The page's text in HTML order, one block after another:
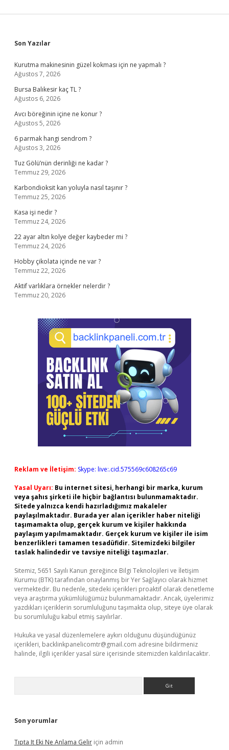
Sidebar
Son Yazılar
Kurutma makinesinin güzel kokması için ne yapmalı ?
Ağustos 7, 2026
Bursa Balıkesir kaç TL ?
Ağustos 6, 2026
Avcı böreğinin içine ne konur ?
Ağustos 5, 2026
6 parmak hangi sendrom ?
Ağustos 3, 2026
Tuz Gölü’nün derinliği ne kadar ?
Temmuz 29, 2026
Karbondioksit kan yoluyla nasıl taşınır ?
Temmuz 25, 2026
Kasa işi nedir ?
Temmuz 24, 2026
22 ayar altın kolye değer kaybeder mi ?
Temmuz 24, 2026
Hobby çikolata içinde ne var ?
Temmuz 22, 2026
Aktif varlıklara örnekler nelerdir ?
Temmuz 20, 2026
Reklam ve İletişim: Skype: live:.cid.575569c608265c69
Yasal Uyarı: Bu internet sitesi, herhangi bir marka, kurum
veya şahıs şirketi ile hiçbir bağlantısı bulunmamaktadır.
Sitede yalnızca kendi hazırladığımız makaleler
paylaşılmaktadır. Burada yer alan içerikler haber niteliği
taşımamakta olup, gerçek kurum ve kişiler hakkında
paylaşım yapılmamaktadır. Gerçek kurum ve kişiler ile isim
benzerlikleri tamamen tesadüfidir. Sitemizdeki bilgiler
taslak halindedir ve tavsiye niteliği taşımazlar.
Sitemiz, 5651 Sayılı Kanun gereğince Bilgi Teknolojileri ve İletişim
Kurumu (BTK) tarafından onaylanmış bir Yer Sağlayıcı olarak hizmet
vermektedir. Bu nedenle, sitedeki içerikleri proaktif olarak denetleme
veya araştırma yükümlülüğümüz bulunmamaktadır. Ancak, üyelerimiz
yazdıkları içeriklerin sorumluluğunu taşımakta olup, siteye üye olarak
bu sorumluluğu kabul etmiş sayılırlar.
Hukuka ve yasal düzenlemelere aykırı olduğunu düşündüğünüz
içerikleri, backlinkpanelicomtr@gmail.com adresine bildirmeniz
halinde, ilgili içerikler yasal süre içerisinde sitemizden kaldırılacaktır.
Son yorumlar
Tıpta It Eki Ne Anlama Gelir için admin